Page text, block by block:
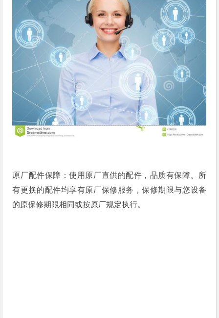
原厂配件保障：使用原厂直供的配件，品质有保障。所
有更换的配件均享有原厂保修服务，保修期限与您设备
的原保修期限相同或按原厂规定执行。